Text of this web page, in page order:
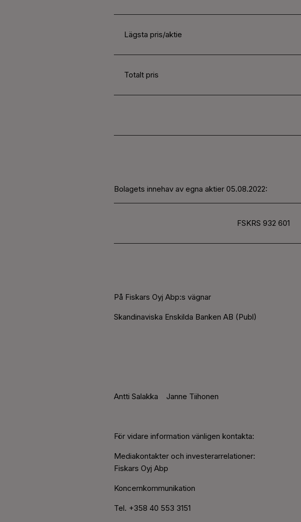
Lägsta pris/aktie
Totalt pris
Bolagets innehav av egna aktier 05.08.2022:
FSKRS 932 601
På Fiskars Oyj Abp:s vägnar
Skandinaviska Enskilda Banken AB (Publ)
Antti Salakka Janne Tiihonen
För vidare information vänligen kontakta:
Mediakontakter och investerarrelationer:
Fiskars Oyj Abp
Koncernkommunikation
Tel. +358 40 553 3151